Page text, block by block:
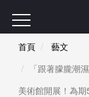
首頁
藝文
「跟著朦朧潮
美術館開展！為